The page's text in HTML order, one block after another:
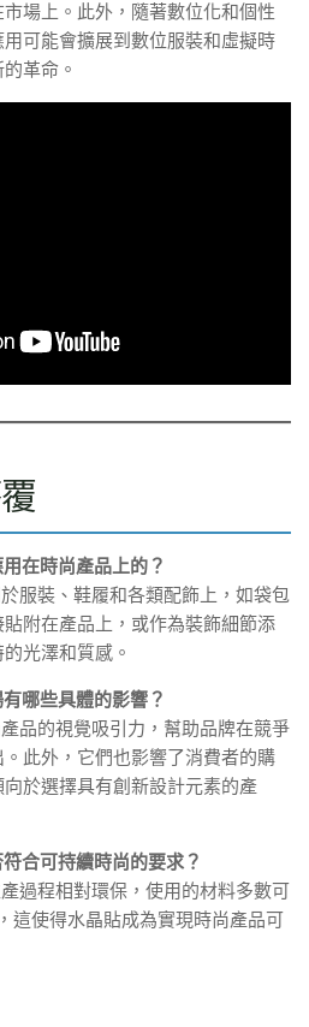
場上。此外，隨著數位化和個性
可能會擴展到數位服裝和虛擬時
革命。
在時尚產品上的？
服裝、鞋履和各類配飾上，如袋包
附在產品上，或作為裝飾細節添
光澤和質感。
哪些具體的影響？
品的視覺吸引力，幫助品牌在競爭
此外，它們也影響了消費者的購
於選擇具有創新設計元素的產
合可持續時尚的要求？
過程相對環保，使用的材料多數可
這使得水晶貼成為實現時尚產品可